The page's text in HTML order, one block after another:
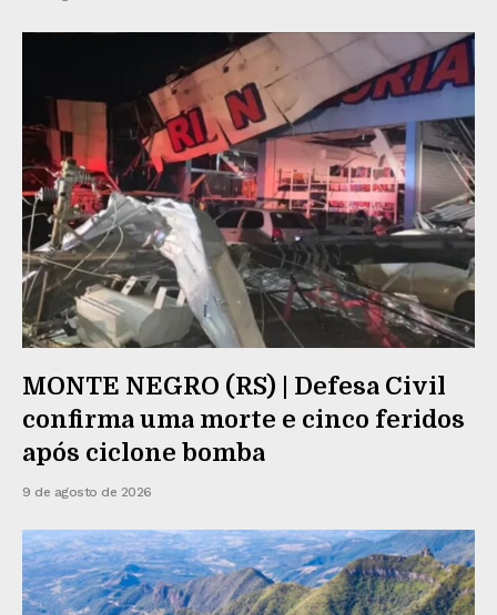
MONTE NEGRO (RS) | Defesa Civil
confirma uma morte e cinco feridos
após ciclone bomba
9 de agosto de 2026